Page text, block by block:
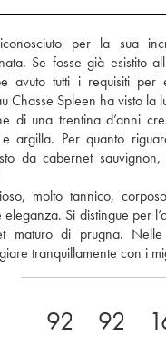
per la sua
Se fosse già esistito
avuto tutti i requisiti
Chasse Spleen ha visto la
di una trentina d’anni
argilla. Per quanto
da cabernet
molto tannico,
Si distingue per
maturo di prugna.
tranquillamente con i
92+ 92